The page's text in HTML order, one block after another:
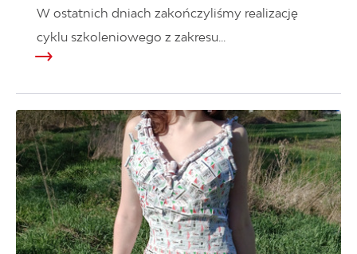
W ostatnich dniach zakończyliśmy realizację
cyklu szkoleniowego z zakresu...